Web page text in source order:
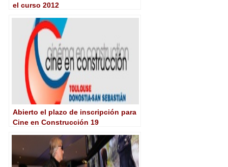
el curso 2012
Abierto el plazo de inscripción para
Cine en Construcción 19